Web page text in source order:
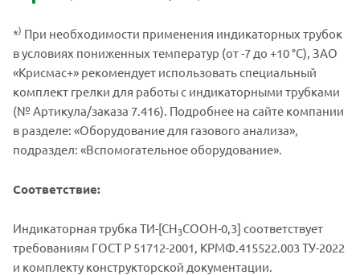
*) При необходимости применения индикаторных трубок
в условиях пониженных температур (от -7 до +10 °С), ЗАО
«Крисмас+» рекомендует использовать специальный
комплект грелки для работы с индикаторными трубками
(№ Артикула/заказа 7.416). Подробнее на сайте компании
в разделе: «Оборудование для газового анализа»,
подраздел: «Вспомогательное оборудование».
Соответствие:
Индикаторная трубка ТИ-[СН3СООН-0,3] соответствует
требованиям ГОСТ Р 51712-2001, КРМФ.415522.003 ТУ-2022
и комплекту конструкторской документации.